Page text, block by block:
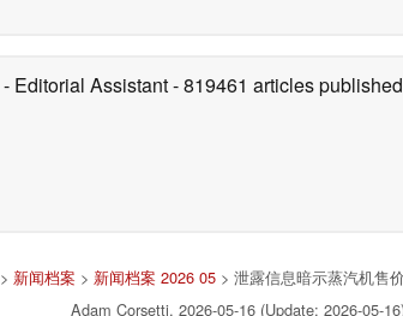
- Editorial Assistant- 819461 articles
> 新闻档案 > 新闻档案 2026 05 > 泄露信息暗示蒸汽机售
Adam Corsetti, 2026-05-16 (Update: 2026-05-